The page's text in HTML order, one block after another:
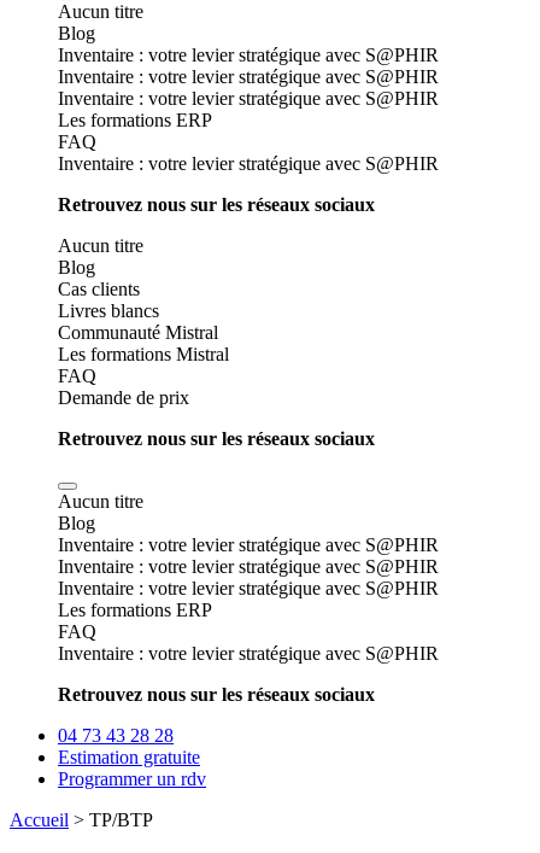
Aucun titre
Blog
Inventaire : votre levier stratégique avec S@PHIR
Inventaire : votre levier stratégique avec S@PHIR
Inventaire : votre levier stratégique avec S@PHIR
Les formations ERP
FAQ
Inventaire : votre levier stratégique avec S@PHIR
Retrouvez nous sur les réseaux sociaux
Aucun titre
Blog
Cas clients
Livres blancs
Communauté Mistral
Les formations Mistral
FAQ
Demande de prix
Retrouvez nous sur les réseaux sociaux
Aucun titre
Blog
Inventaire : votre levier stratégique avec S@PHIR
Inventaire : votre levier stratégique avec S@PHIR
Inventaire : votre levier stratégique avec S@PHIR
Les formations ERP
FAQ
Inventaire : votre levier stratégique avec S@PHIR
Retrouvez nous sur les réseaux sociaux
04 73 43 28 28
Estimation gratuite
Programmer un rdv
Accueil > TP/BTP